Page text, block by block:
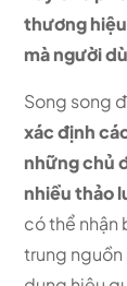
thương
mà người
Song song
xác định
những chủ
nhiều thảo
có thể nhận
trung nguồn